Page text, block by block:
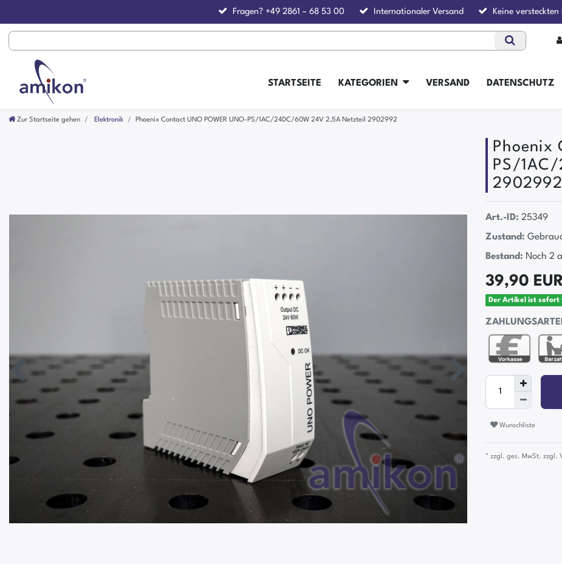
Fragen? +49 2861 – 68 53 00 Internationaler Versand Keine versteckten
STARTSEITE KATEGORIEN VERSAND DATENSCHUTZ
Zur Startseite gehen Elektronik Phoenix Contact UNO POWER UNO-PS/1AC/24DC/60W 24V 2,5A Netzteil 2902992
Phoenix
PS/
2902992
Art.-ID: 25349
Zustand:
Bestand: Noch 2
39,90 EUR
Der Artikel ist sofort
Wunschliste
* zzgl. ges. MwSt. zzgl.